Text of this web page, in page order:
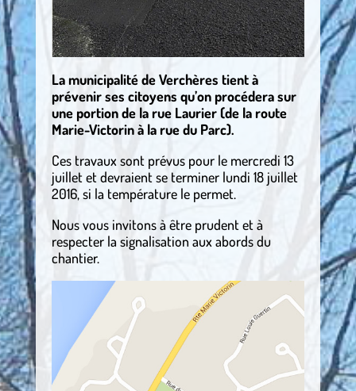
La municipalité de Verchères tient à
prévenir ses citoyens qu’on procédera sur
une portion de la rue Laurier (de la route
Marie-Victorin à la rue du Parc).
Ces travaux sont prévus pour le mercredi 13
juillet et devraient se terminer lundi 18 juillet
2016, si la température le permet.
Nous vous invitons à être prudent et à
respecter la signalisation aux abords du
chantier.